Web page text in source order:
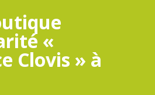
«
Clovis » à